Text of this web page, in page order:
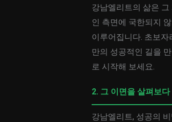
강남엘리트의 삶은
인 측면에 국한되지
이루어집니다. 초보
만의 성공적인 길을
로 시작해 보세요.
2. 그 이면을 살펴보다
강남엘리트, 성공의